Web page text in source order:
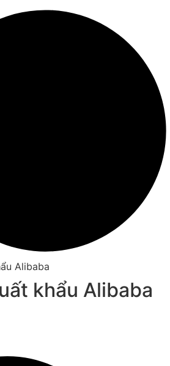
Alibaba
khẩu Alibaba